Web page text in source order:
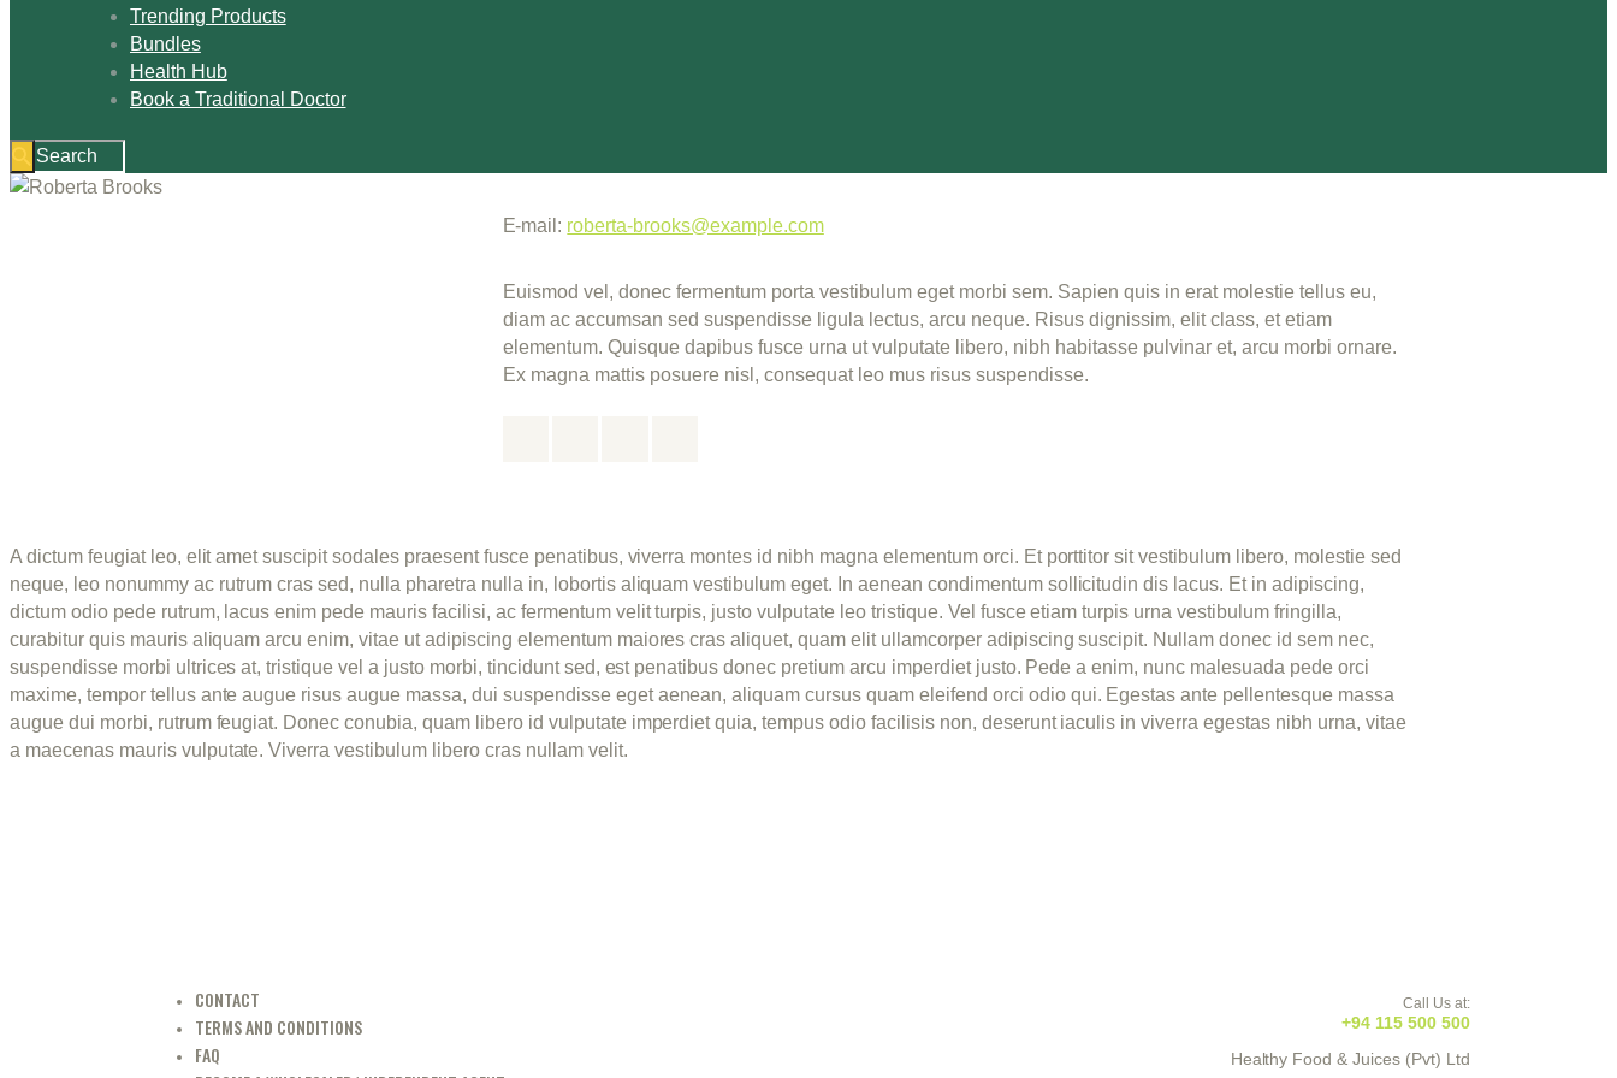
Trending Products
Bundles
Health Hub
Book a Traditional Doctor
E-mail: roberta-brooks@example.com
Euismod vel, donec fermentum porta vestibulum eget morbi sem. Sapien quis in erat molestie tellus eu,
diam ac accumsan sed suspendisse ligula lectus, arcu neque. Risus dignissim, elit class, et etiam
elementum. Quisque dapibus fusce urna ut vulputate libero, nibh habitasse pulvinar et, arcu morbi ornare.
Ex magna mattis posuere nisl, consequat leo mus risus suspendisse.
A dictum feugiat leo, elit amet suscipit sodales praesent fusce penatibus, viverra montes id nibh magna elementum orci. Et porttitor sit vestibulum libero, molestie sed
neque, leo nonummy ac rutrum cras sed, nulla pharetra nulla in, lobortis aliquam vestibulum eget. In aenean condimentum sollicitudin dis lacus. Et in adipiscing,
dictum odio pede rutrum, lacus enim pede mauris facilisi, ac fermentum velit turpis, justo vulputate leo tristique. Vel fusce etiam turpis urna vestibulum fringilla,
curabitur quis mauris aliquam arcu enim, vitae ut adipiscing elementum maiores cras aliquet, quam elit ullamcorper adipiscing suscipit. Nullam donec id sem nec,
suspendisse morbi ultrices at, tristique vel a justo morbi, tincidunt sed, est penatibus donec pretium arcu imperdiet justo. Pede a enim, nunc malesuada pede orci
maxime, tempor tellus ante augue risus augue massa, dui suspendisse eget aenean, aliquam cursus quam eleifend orci odio qui. Egestas ante pellentesque massa
augue dui morbi, rutrum feugiat. Donec conubia, quam libero id vulputate imperdiet quia, tempus odio facilisis non, deserunt iaculis in viverra egestas nibh urna, vitae
a maecenas mauris vulputate. Viverra vestibulum libero cras nullam velit.
CONTACT
TERMS AND CONDITIONS
FAQ
Call Us at:
+94 115 500 500
Healthy Food & Juices (Pvt) Ltd